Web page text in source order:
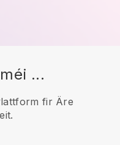
...
fir Äre